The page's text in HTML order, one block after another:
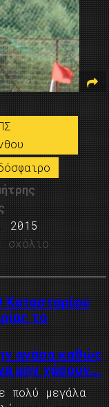
2015
σχόλιο
Κατασταρίου
το
ανάσα καθώς
μην χάσουν…
πολύ μεγάλα